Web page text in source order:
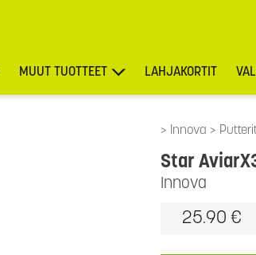
MUUT TUOTTEET LAHJAKORTIT
Innova
Innova
Star
25.90 €